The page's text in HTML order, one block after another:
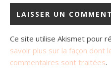
Ce site utilise Akismet pour
savoir plus sur la façon dont
commentaires sont traitées.